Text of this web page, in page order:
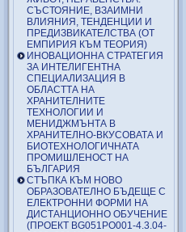
СЪСТОЯНИЕ, ВЗАИМНИ
ВЛИЯНИЯ, ТЕНДЕНЦИИ И
ПРЕДИЗВИКАТЕЛСТВА (ОТ
ЕМПИРИЯ КЪМ ТЕОРИЯ)
ИНОВАЦИОННА СТРАТЕГИЯ
ЗА ИНТЕЛИГЕНТНА
СПЕЦИАЛИЗАЦИЯ В
ОБЛАСТТА НА
ХРАНИТЕЛНИТЕ
ТЕХНОЛОГИИ И
МЕНИДЖМЪНТА В
ХРАНИТЕЛНО-ВКУСОВАТА И
БИОТЕХНОЛОГИЧНАТА
ПРОМИШЛЕНОСТ НА
БЪЛГАРИЯ
СТЪПКА КЪМ НОВО
ОБРАЗОВАТЕЛНО БЪДЕЩЕ С
ЕЛЕКТРОННИ ФОРМИ НА
ДИСТАНЦИОННО ОБУЧЕНИЕ
(ПРОЕКТ BG051PO001-4.3.04-